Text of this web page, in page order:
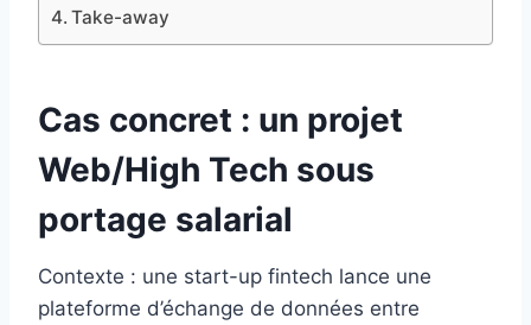
Take-away
Cas concret : un projet
Web/High Tech sous
portage salarial
Contexte : une start-up fintech lance une
plateforme d’échange de données entre